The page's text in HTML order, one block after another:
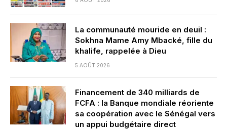
La communauté mouride en deuil :
Sokhna Mame Amy Mbacké, fille du
khalife, rappelée à Dieu
5 AOÛT 2026
Financement de 340 milliards de
FCFA : la Banque mondiale réoriente
sa coopération avec le Sénégal vers
un appui budgétaire direct